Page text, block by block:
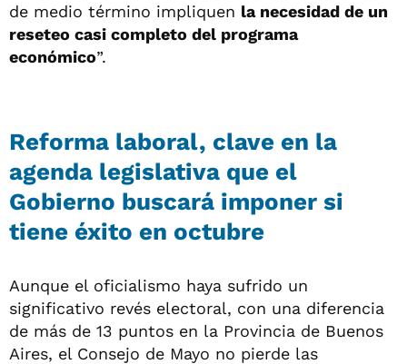
de medio término impliquen la necesidad de un
reseteo casi completo del programa
económico”.
Reforma laboral, clave en la
agenda legislativa que el
Gobierno buscará imponer si
tiene éxito en octubre
Aunque el oficialismo haya sufrido un
significativo revés electoral, con una diferencia
de más de 13 puntos en la Provincia de Buenos
Aires, el Consejo de Mayo no pierde las